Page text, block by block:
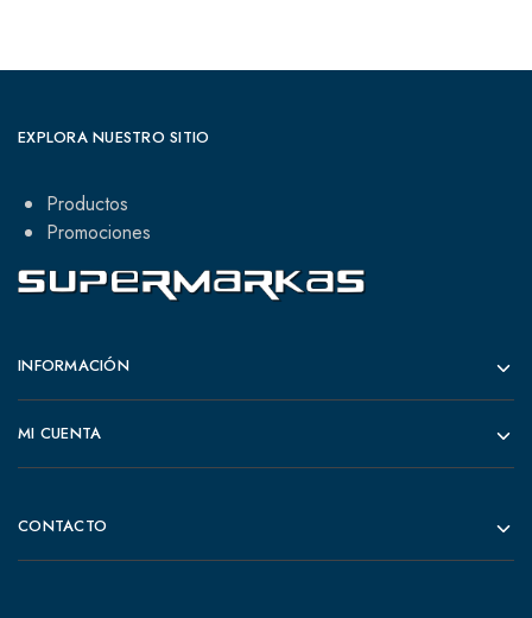
EXPLORA NUESTRO SITIO
Productos
Promociones
INFORMACIÓN
MI CUENTA
CONTACTO